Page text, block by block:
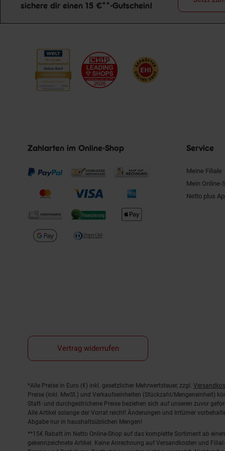
Newsletter Anmeldung
sichere dir einen 15 €**-Gutschein!
Zahlarten im Online-Shop Service
Meine Filiale
Mein Online-
Netto plus
Vertrag widerrufen
Fußnoten
*Alle Preise in Euro (€) inkl. gesetzlicher Mehrwertsteuer, zzgl.
Preise (inkl. MwSt.) und Verkaufseinheiten (Stückzahl/Mengeneinheit)
Statt- und durchgestrichene Preise beziehen sich auf unseren zuvor
Alle Artikel solange der Vorrat reicht! Änderungen und Irrtümer
Abgabe nur in haushaltsüblichen Mengen!
**15€ Rabatt im Netto Online-Shop auf das komplette Sortiment ab
gekennzeichnete Artikel. Keine Anrechnung auf Versandkosten und